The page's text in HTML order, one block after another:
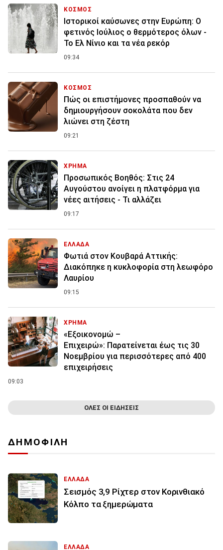
ΚΟΣΜΟΣ
Ιστορικοί καύσωνες στην Ευρώπη: Ο
φετινός Ιούλιος ο θερμότερος όλων -
Το Ελ Νίνιο και τα νέα ρεκόρ
09:34
ΚΟΣΜΟΣ
Πώς οι επιστήμονες προσπαθούν να
δημιουργήσουν σοκολάτα που δεν
λιώνει στη ζέστη
09:21
ΧΡΗΜΑ
Προσωπικός Βοηθός: Στις 24
Αυγούστου ανοίγει η πλατφόρμα για
νέες αιτήσεις - Τι αλλάζει
09:17
ΕΛΛΑΔΑ
Φωτιά στον Κουβαρά Αττικής:
Διακόπηκε η κυκλοφορία στη λεωφόρο
Λαυρίου
09:15
ΧΡΗΜΑ
«Εξοικονομώ –
Επιχειρώ»: Παρατείνεται έως τις 30
Νοεμβρίου για περισσότερες από 400
επιχειρήσεις
09:03
ΟΛΕΣ ΟΙ ΕΙΔΗΣΕΙΣ
ΔΗΜΟΦΙΛΗ
ΕΛΛΑΔΑ
Σεισμός 3,9 Ρίχτερ στον Κορινθιακό
Κόλπο τα ξημερώματα
ΕΛΛΑΔΑ